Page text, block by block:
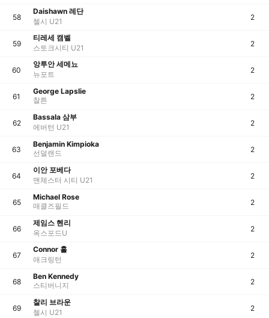
58
Daishawn 레단
첼시 U21
2
59
티레세 캠벨
스토크시티 U21
2
60
앙투안 세메뇨
뉴포트
2
61
George Lapslie
찰튼
2
62
Bassala 삼부
에버턴 U21
2
63
Benjamin Kimpioka
선덜랜드
2
64
이안 포베다
맨체스터 시티 U21
2
65
Michael Rose
매클즈필드
2
66
제임스 헨리
옥스포드U
2
67
Connor 홀
애크링턴
2
68
Ben Kennedy
스티버니지
2
69
찰리 브라운
첼시 U21
2